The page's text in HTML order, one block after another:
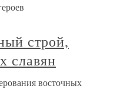
строй,
славян
восточных